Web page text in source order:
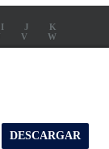
I J
K
V
W
DESCARGAR